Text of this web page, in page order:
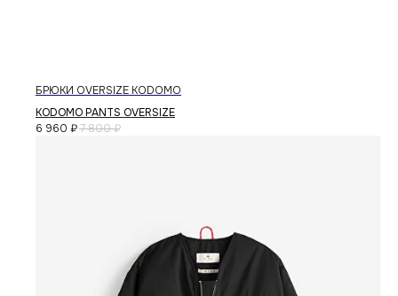
БРЮКИ OVERSIZE KODOMO
KODOMO PANTS OVERSIZE
6 960 ₽7 800₽